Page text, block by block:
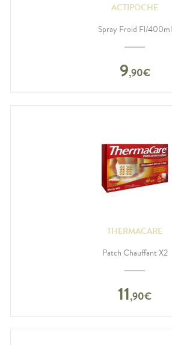
ACTIPOCHE
Spray Froid Fl/400ml
9,90€
THERMACARE
Patch Chauffant X2
11,90€